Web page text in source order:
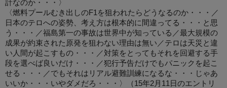
計なのか・・・〉
〈燃料プールむき出しのF1を狙われたらどうなるのか・・・／
日本のテロへの姿勢、考え方は根本的に間違ってる・・・と思
う・・・／福島第一の事故は世界中が知っている／最大規模の
成果が約束された原発を狙わない理由は無い／テロは天災と違
い人間が起こすもの・・・／対策をとってもそれを回避する手
段を選べば良いだけ・・・／犯行予告だけでもパニックを起こ
せる・・・／でもそれはリアル避難訓練になるな・・・じゃあ
いいか・・・いやダメだろ・・・〉（15年2月11日のエントリ